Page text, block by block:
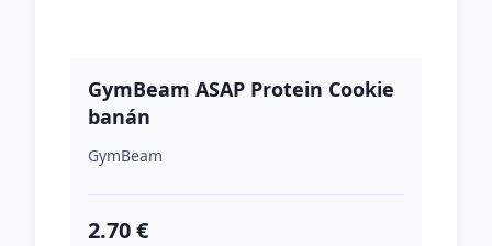
GymBeam ASAP Protein Cookie
banán
GymBeam
2.70 €